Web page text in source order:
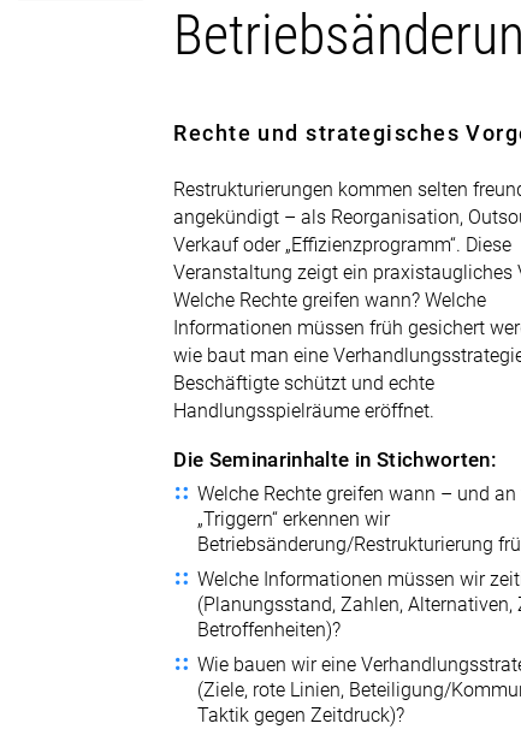
E-Mail senden
Newsletter
Rechte und strategisches
Restrukturierungen kommen selten
angekündigt – als Reorganisation,
Verkauf oder „Effizienzprogramm“. Diese
Veranstaltung zeigt ein praxistaugliches
Welche Rechte greifen wann? Welche
Informationen müssen früh gesichert
wie baut man eine
Beschäftigte schützt und echte
Handlungsspielräume eröffnet.
Die Seminarinhalte in Stichworten:
Welche Rechte greifen wann – und an
„Triggern“ erkennen wir
Betriebsänderung/Restrukturierung
Welche Informationen müssen wir
(Planungsstand, Zahlen, Alternativen,
Betroffenheiten)?
Wie bauen wir eine
(Ziele, rote Linien, Beteiligung/
Taktik gegen Zeitdruck)?